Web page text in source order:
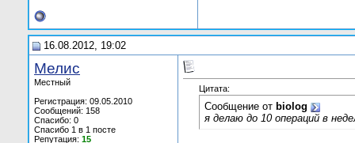
16.08.2012, 19:02
Мелис
Местный
Регистрация: 09.05.2010
Сообщений: 158
Спасибо: 0
Спасибо 1 в 1 посте
Репутация: 15
Цитата:
Сообщение от biolog
я делаю до 10 операций в